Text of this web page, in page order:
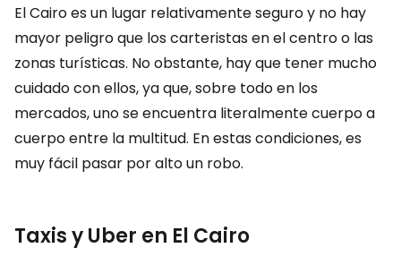
El Cairo es un lugar relativamente seguro y no hay
mayor peligro que los carteristas en el centro o las
zonas turísticas. No obstante, hay que tener mucho
cuidado con ellos, ya que, sobre todo en los
mercados, uno se encuentra literalmente cuerpo a
cuerpo entre la multitud. En estas condiciones, es
muy fácil pasar por alto un robo.
Taxis y Uber en El Cairo